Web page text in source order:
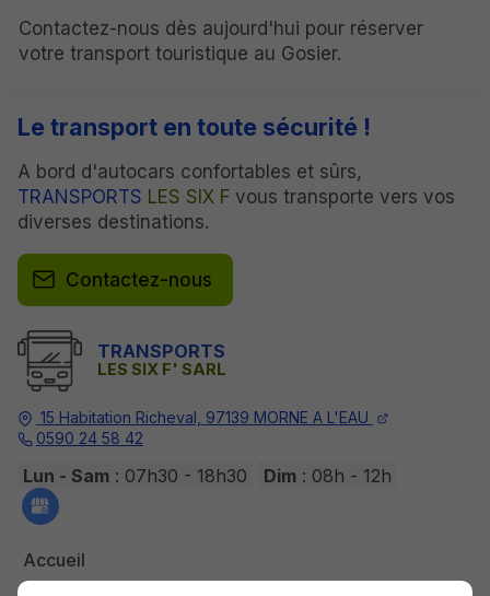
Contactez-nous dès aujourd'hui pour réserver
votre transport touristique au Gosier.
TRANSPORTS
LES SIX F' SARL
15 Habitation Richeval, 97139 MORNE A L'EAU
0590 24 58 42
Lun - Sam : 07h30 - 18h30 Dim : 08h - 12h
Accueil
Le transport en toute sécurité !
A bord d'autocars confortables et sûrs,
TRANSPORTS LES SIX F vous transporte vers vos
diverses destinations.
Contactez-nous